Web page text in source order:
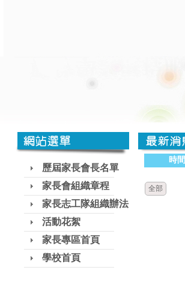
歷屆家長會長名單
家長會組織章程
家長志工隊組織辦法
活動花絮
家長專區首頁
學校首頁
時間
全部